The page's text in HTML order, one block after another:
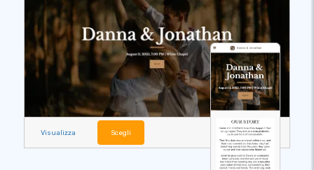
Visualizza Scegli